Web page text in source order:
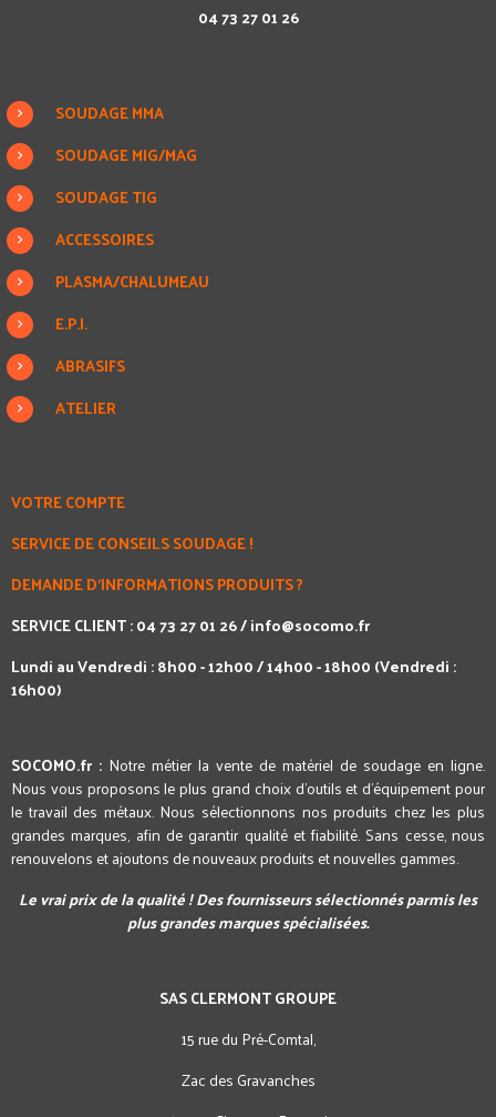
04 73 27 01 26
SOUDAGE MMA
SOUDAGE MIG/MAG
SOUDAGE TIG
ACCESSOIRES
PLASMA/CHALUMEAU
E.P.I.
ABRASIFS
ATELIER
VOTRE COMPTE
SERVICE DE CONSEILS SOUDAGE !
DEMANDE D'INFORMATIONS PRODUITS ?
SERVICE CLIENT : 04 73 27 01 26 /info@socomo.fr
Lundi au Vendredi : 8h00 - 12h00 / 14h00 - 18h00 (Vendredi :
16h00)
SOCOMO.fr : Notre métier la vente de matériel de soudage en ligne.
Nous vous proposons le plus grand choix d'outils et d'équipement pour
le travail des métaux. Nous sélectionnons nos produits chez les plus
grandes marques, afin de garantir qualité et fiabilité. Sans cesse, nous
renouvelons et ajoutons de nouveaux produits et nouvelles gammes.
Le vrai prix de la qualité ! Des fournisseurs sélectionnés parmis les
plus grandes marques spécialisées.
SAS CLERMONT GROUPE
15 rue du Pré-Comtal,
Zac des Gravanches